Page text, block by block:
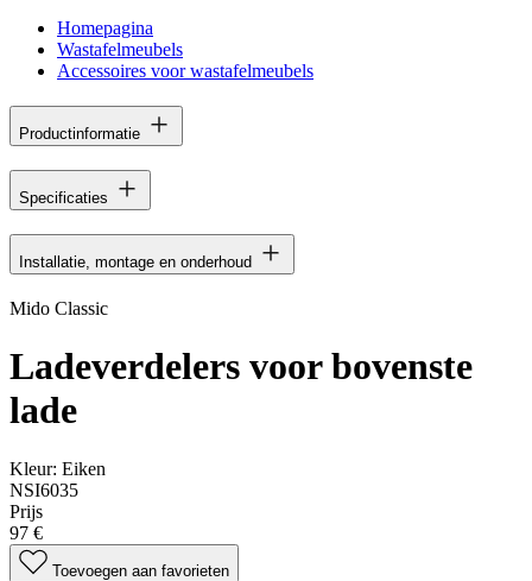
Homepagina
Wastafelmeubels
Accessoires voor wastafelmeubels
Productinformatie
Specificaties
Installatie, montage en onderhoud
Mido Classic
Ladeverdelers voor bovenste
lade
Kleur: Eiken
NSI6035
Prijs
97 €
Toevoegen aan favorieten